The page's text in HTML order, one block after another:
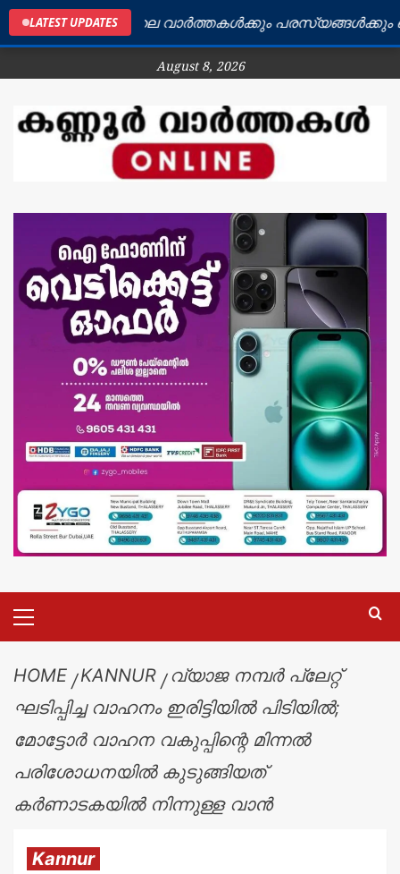
LATEST UPDATES
ജില്ലയിലെ വാർത്തകൾക്കും പരസ്യങ്ങൾക്കും
August 8, 2026
HOME KANNUR
വ്യാജ നമ്പർ പ്ലേറ്റ്
ഘടിപ്പിച്ച വാഹനം ഇരിട്ടിയിൽ പിടിയിൽ;
മോട്ടോർ വാഹന വകുപ്പിന്റെ മിന്നൽ
പരിശോധനയിൽ കുടുങ്ങിയത്
കർണാടകയിൽ നിന്നുള്ള വാൻ
Kannur